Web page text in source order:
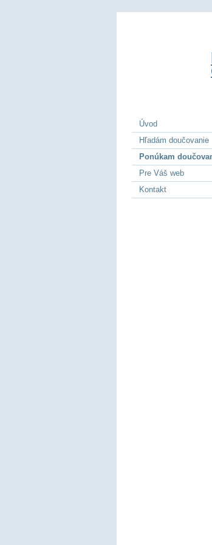
Úvod
Hľadám doučovanie
Ponúkam
Pre Váš web
Kontakt